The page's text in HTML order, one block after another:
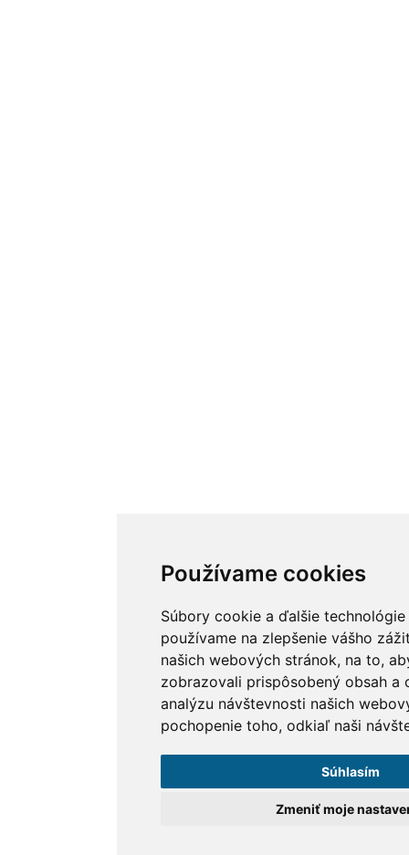
Používame cookies
Súbory cookie a ďalšie
používame na zlepšenie vášho
našich webových stránok, na to,
zobrazovali prispôsobený obsah a
analýzu návštevnosti našich
pochopenie toho, odkiaľ naši
Súhlasím
Zmeniť moje